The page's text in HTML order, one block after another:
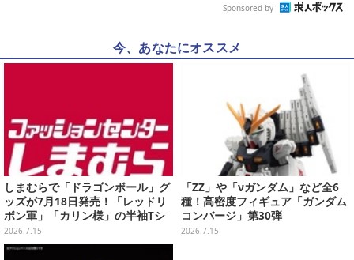
Sponsored by
今、あなたにオススメ
しまむらで「ドラゴンボール」グ
ッズが7月18日発売！「レッドリ
ボン軍」「カリン様」の半袖Tシ
ャツ2種、同日15時よりオンライ
ン販売も
2026.7.15
「ZZ」や「νガンダム」など全6
種！高密度フィギュア「ガンダム
コンバージ」第30弾
2026.7.15